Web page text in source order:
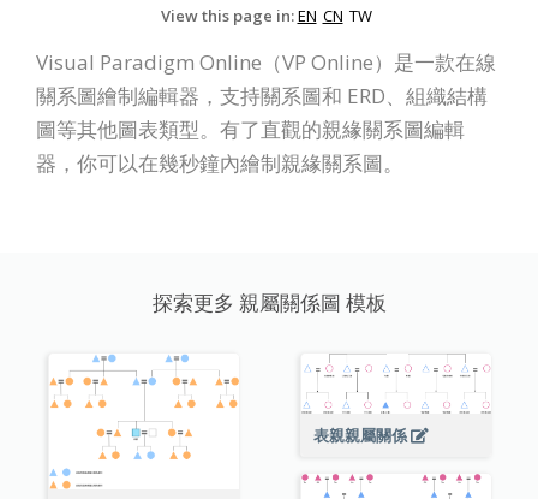
View this page in:EN CN TW
Visual Paradigm Online（VP Online）是一款在線
關系圖繪制編輯器，支持關系圖和 ERD、組織結構
圖等其他圖表類型。有了直觀的親緣關系圖編輯
器，你可以在幾秒鐘內繪制親緣關系圖。
探索更多 親屬關係圖 模板
表親親屬關係